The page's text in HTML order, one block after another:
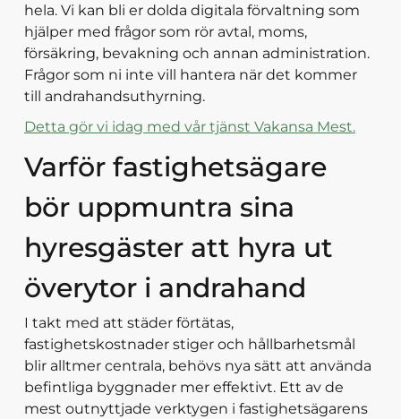
hela. Vi kan bli er dolda digitala förvaltning som
hjälper med frågor som rör avtal, moms,
försäkring, bevakning och annan administration.
Frågor som ni inte vill hantera när det kommer
till andrahandsuthyrning.
Detta gör vi idag med vår tjänst Vakansa Mest.
Varför fastighetsägare
bör uppmuntra sina
hyresgäster att hyra ut
överytor i andrahand
I takt med att städer förtätas,
fastighetskostnader stiger och hållbarhetsmål
blir alltmer centrala, behövs nya sätt att använda
befintliga byggnader mer effektivt. Ett av de
mest outnyttjade verktygen i fastighetsägarens